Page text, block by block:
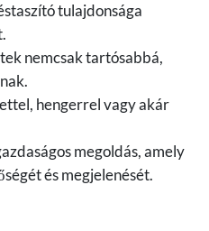
tulajdonsága
nemcsak tartósabbá,
hengerrel vagy akár
megoldás, amely
és megjelenését.